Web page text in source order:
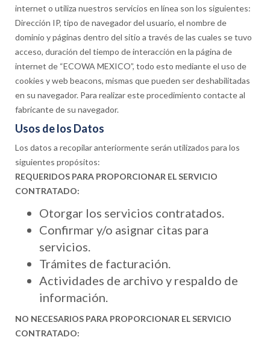
internet o utiliza nuestros servicios en línea son los siguientes:
Dirección IP, tipo de navegador del usuario, el nombre de
dominio y páginas dentro del sitio a través de las cuales se tuvo
acceso, duración del tiempo de interacción en la página de
internet de “ECOWA MEXICO”, todo esto mediante el uso de
cookies y web beacons, mismas que pueden ser deshabilitadas
en su navegador. Para realizar este procedimiento contacte al
fabricante de su navegador.
Usos de los Datos
Los datos a recopilar anteriormente serán utilizados para los
siguientes propósitos:
REQUERIDOS PARA PROPORCIONAR EL SERVICIO
CONTRATADO:
Otorgar los servicios contratados.
Confirmar y/o asignar citas para
servicios.
Trámites de facturación.
Actividades de archivo y respaldo de
información.
NO NECESARIOS PARA PROPORCIONAR EL SERVICIO
CONTRATADO: